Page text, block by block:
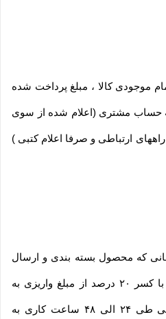
موجودی کالا ، مبلغ پرداخت شده
کاری به حساب مشتری (اعلام شده از سوی
ارتباطی و صرفا اعلام کتبی )
که محصول بسته بندی و ارسال
شده باشد مبلغ پرداخت شده با کسر ۲۰ درصد از مبلغ واریزی به
عنوان هزینه های اداری و مالی طی ۲۴ الی ۴۸ ساعت کاری به